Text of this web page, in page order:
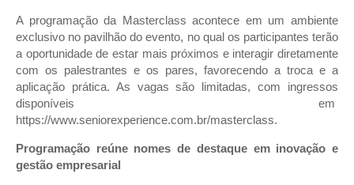
A programação da Masterclass acontece em um ambiente
exclusivo no pavilhão do evento, no qual os participantes terão
a oportunidade de estar mais próximos e interagir diretamente
com os palestrantes e os pares, favorecendo a troca e a
aplicação prática. As vagas são limitadas, com ingressos
disponíveis em
https://www.seniorexperience.com.br/masterclass.
Programação reúne nomes de destaque em inovação e
gestão empresarial